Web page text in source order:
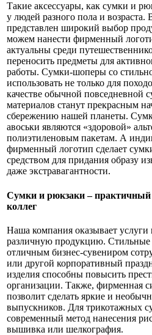
Такие аксессуары, как сумки и
у людей разного пола и
представлен широкий выбор
можем нанести фирменный
актуальны среди
переносить предметы для
работы. Сумки-шоперы со
использовать не только для
качестве обычной повседневной
материалов станут прекрасным
сбережению нашей планеты.
авоськи являются «здоровой»
полиэтиленовым пакетам. А
фирменный логотип сделает
средством для придания образу
даже экстравагантности.
Сумки и рюкзаки – практичный
коллег
Наша компания оказывает
различную продукцию.
отличным бизнес-сувениром
или другой корпоративный
изделия способны повысить
организации. Также, фирменная
позволит сделать яркие и
выпускников. Для трикотажных
современный метод нанесения
вышивка или шелкография.